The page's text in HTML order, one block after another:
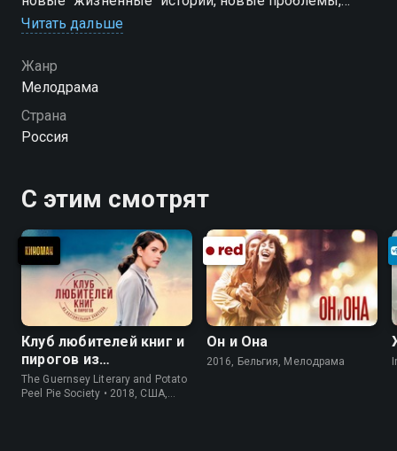
которые будут разрешаться у нас на глазах, прямо в
Читать дальше
Жанр
Мелодрама
Страна
Россия
С этим смотрят
Клуб любителей книг и
пирогов из
картофельных
очистков
The Guernsey Literary and Potato
Peel Pie Society • 2018, США,
Он и Она
2016, Бельгия, Мелодрама